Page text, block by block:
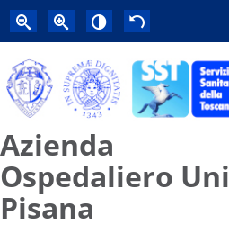
Azienda
Ospedaliero
Pisana